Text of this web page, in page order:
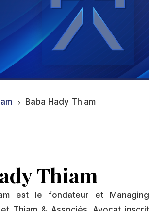
5 Baba Hady Thiam
Thiam
est le fondateur et Managing